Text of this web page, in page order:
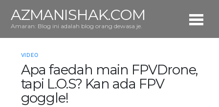
AZMANISHAK.COM
Amaran: Blog ini adalah blog orang dewasa je.
VIDEO
Apa faedah main FPVDrone,
tapi L.O.S? Kan ada FPV
goggle!